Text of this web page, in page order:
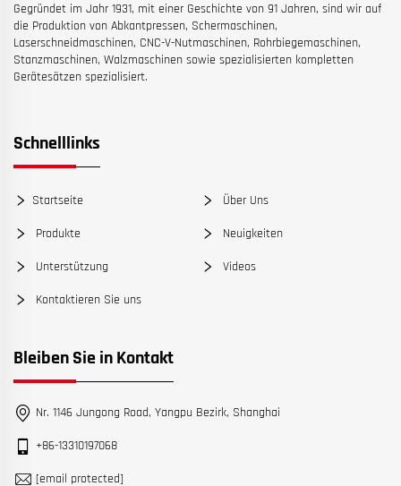
Gegründet im Jahr 1931, mit einer Geschichte von 91 Jahren, sind wir auf
die Produktion von Abkantpressen, Schermaschinen,
Laserschneidmaschinen, CNC-V-Nutmaschinen, Rohrbiegemaschinen,
Stanzmaschinen, Walzmaschinen sowie spezialisierten kompletten
Gerätesätzen spezialisiert.
Schnelllinks
Startseite Über Uns
Produkte Neuigkeiten
Unterstützung Videos
Kontaktieren Sie uns
Bleiben Sie in Kontakt
Nr. 1146 Jungong Road, Yangpu Bezirk, Shanghai
+86-13310197068
[email protected]